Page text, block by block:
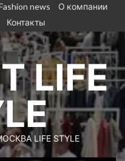
news
О компании
Контакты
LIFE
LIFE STYLE